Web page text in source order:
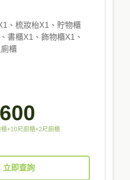
、梳妝枱X1、貯物櫃
書櫃X1、飾物櫃X1、
櫃
+10尺廚櫃+2尺廁櫃
立即查詢